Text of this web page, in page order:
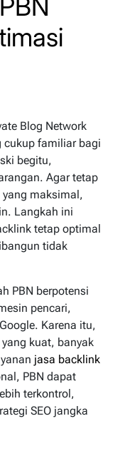
Blog Network
cukup familiar bagi
begitu,
Agar tetap
maksimal,
Langkah ini
tetap optimal
tidak
PBN berpotensi
pencari,
Karena itu,
kuat, banyak
jasa backlink
PBN dapat
terkontrol,
SEO jangka